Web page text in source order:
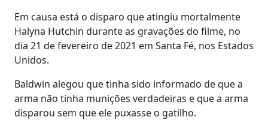
Em causa está o disparo que atingiu mortalmente
Halyna Hutchin durante as gravações do filme, no
dia 21 de fevereiro de 2021 em Santa Fé, nos Estados
Unidos.
Baldwin alegou que tinha sido informado de que a
arma não tinha munições verdadeiras e que a arma
disparou sem que ele puxasse o gatilho.